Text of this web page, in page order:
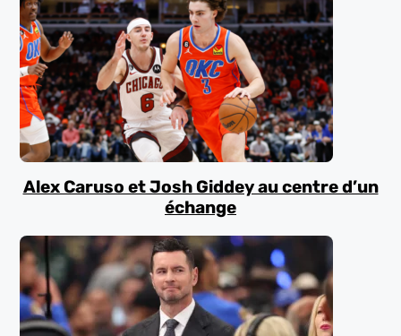
Alex Caruso et Josh Giddey au centre d’un
échange